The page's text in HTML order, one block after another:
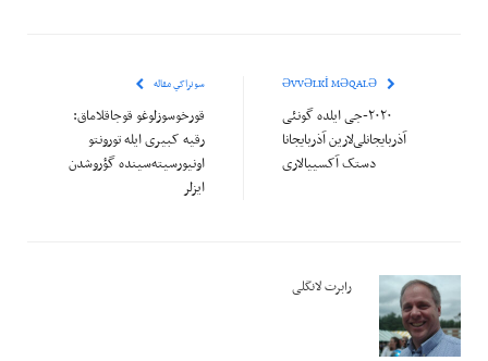
۲۰۲۰-جی ایلده گونئی
آذربایجانلی‌لارین آذربایجانا
دستک آکسییالاری
سونراکي مقاله
قورخوسوزلوغو قوجاقلاماق:
رقیه کبیری‌ ایله تورونتو
اونیورسیته‌سینده‌ گؤروشدن
ایزلر
رابرت لانگلی